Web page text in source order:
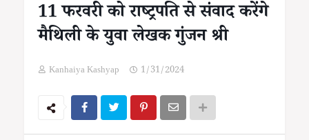
11 फरवरी को राष्ट्रपति से संवाद करेंगे
मैथिली के युवा लेखक गुंजन श्री
Kanhaiya Kashyap 1/31/2024